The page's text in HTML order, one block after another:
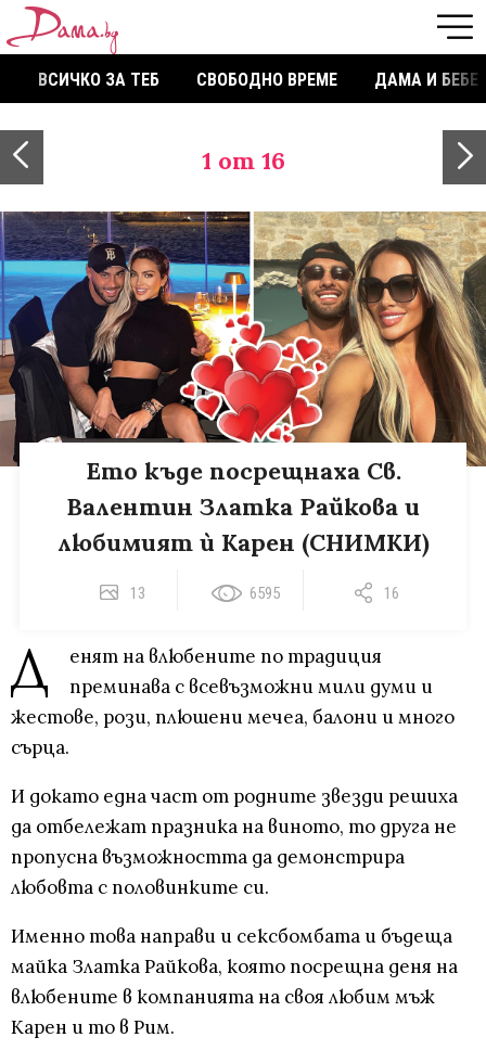
ВСИЧКО ЗА ТЕБ СВОБОДНО ВРЕМЕ ДАМА И БЕБЕ
1 от 16
Ето къде посрещнаха Св.
Валентин Златка Райкова и
любимият ѝ Карен (СНИМКИ)
13 6595 16
Д
енят на влюбените по традиция
преминава с всевъзможни мили думи и
жестове, рози, плюшени мечеа, балони и много
сърца.
И докато една част от родните звезди решиха
да отбележат празника на виното, то друга не
пропусна възможността да демонстрира
любовта с половинките си.
Именно това направи и сексбомбата и бъдеща
майка Златка Райкова, която посрещна деня на
влюбените в компанията на своя любим мъж
Карен и то в Рим.